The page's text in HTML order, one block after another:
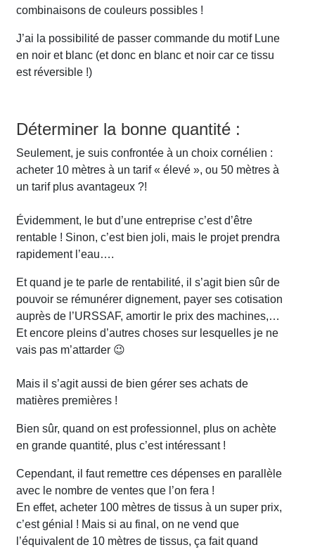
combinaisons de couleurs possibles !
J’ai la possibilité de passer commande du motif Lune
en noir et blanc (et donc en blanc et noir car ce tissu
est réversible !)
Déterminer la bonne quantité :
Seulement, je suis confrontée à un choix cornélien :
acheter 10 mètres à un tarif « élevé », ou 50 mètres à
un tarif plus avantageux ?!
Évidemment, le but d’une entreprise c’est d’être
rentable ! Sinon, c’est bien joli, mais le projet prendra
rapidement l’eau….
Et quand je te parle de rentabilité, il s’agit bien sûr de
pouvoir se rémunérer dignement, payer ses cotisation
auprès de l’URSSAF, amortir le prix des machines,…
Et encore pleins d’autres choses sur lesquelles je ne
vais pas m’attarder 😉
Mais il s’agit aussi de bien gérer ses achats de
matières premières !
Bien sûr, quand on est professionnel, plus on achète
en grande quantité, plus c’est intéressant !
Cependant, il faut remettre ces dépenses en parallèle
avec le nombre de ventes que l’on fera !
En effet, acheter 100 mètres de tissus à un super prix,
c’est génial ! Mais si au final, on ne vend que
l’équivalent de 10 mètres de tissus, ça fait quand